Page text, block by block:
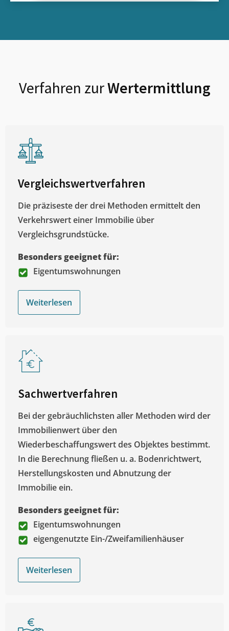
Verfahren zurWertermittlung
Vergleichswertverfahren
Die präziseste der drei Methoden ermittelt den
Verkehrswert einer Immobilie über
Vergleichsgrundstücke.
Besonders geeignet für:
Eigentumswohnungen
Weiterlesen
Sachwertverfahren
Bei der gebräuchlichsten aller Methoden wird der
Immobilienwert über den
Wiederbeschaffungswert des Objektes bestimmt.
In die Berechnung fließen u. a. Bodenrichtwert,
Herstellungskosten und Abnutzung der
Immobilie ein.
Besonders geeignet für:
Eigentumswohnungen
eigengenutzte Ein-/Zweifamilienhäuser
Weiterlesen